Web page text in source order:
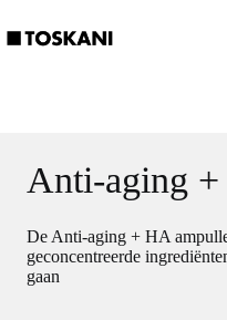
naar
de
Anti-aging
De Anti-aging + HA
geconcentreerde
gaan